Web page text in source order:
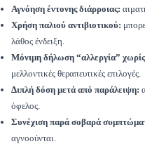
Αγνόηση έντονης διάρροιας:
Χρήση παλιού αντιβιοτικού:
λάθος ένδειξη.
Μόνιμη δήλωση “αλλεργία”
μελλοντικές θεραπευτικές επιλογές.
Διπλή δόση μετά από παράλειψη:
όφελος.
Συνέχιση παρά σοβαρά
αγνοούνται.